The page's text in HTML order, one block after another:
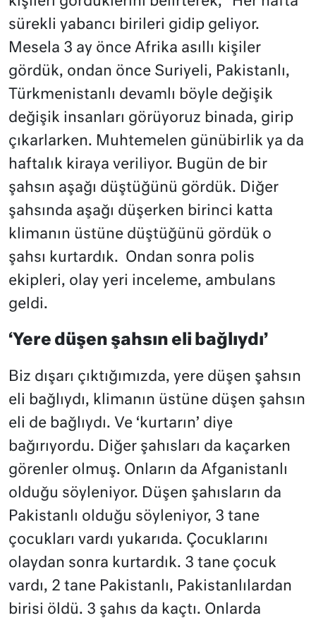
sürekli yabancı birileri gidip geliyor.
Mesela 3 ay önce Afrika asıllı kişiler
gördük, ondan önce Suriyeli, Pakistanlı,
Türkmenistanlı devamlı böyle değişik
değişik insanları görüyoruz binada, girip
çıkarlarken. Muhtemelen günübirlik ya da
haftalık kiraya veriliyor. Bugün de bir
şahsın aşağı düştüğünü gördük. Diğer
şahsında aşağı düşerken birinci katta
klimanın üstüne düştüğünü gördük o
şahsı kurtardık. Ondan sonra polis
ekipleri, olay yeri inceleme, ambulans
geldi.
‘Yere düşen şahsın eli bağlıydı’
Biz dışarı çıktığımızda, yere düşen şahsın
eli bağlıydı, klimanın üstüne düşen şahsın
eli de bağlıydı. Ve ‘kurtarın’ diye
bağırıyordu. Diğer şahısları da kaçarken
görenler olmuş. Onların da Afganistanlı
olduğu söyleniyor. Düşen şahısların da
Pakistanlı olduğu söyleniyor, 3 tane
çocukları vardı yukarıda. Çocuklarını
olaydan sonra kurtardık. 3 tane çocuk
vardı, 2 tane Pakistanlı, Pakistanlılardan
birisi öldü. 3 şahıs da kaçtı. Onlarda